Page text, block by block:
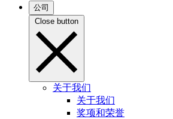
公司
Close button
关于我们
关于我们
奖项和荣誉